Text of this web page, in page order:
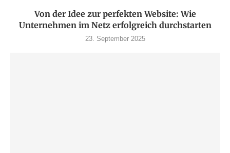
Von der Idee zur perfekten Website: Wie
Unternehmen im Netz erfolgreich durchstarten
23. September 2025